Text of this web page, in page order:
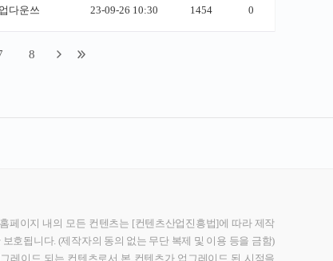
홈페이지 내의 모든 컨텐츠는 [컨텐츠산업진흥법]에 따라 제작
호됩니다. (제작자의 동의 없는 무단 복제 및 이용 등을 금함)
레이드 되는 컨텐츠로서 본 컨텐츠가 업그레이드 된 시점을